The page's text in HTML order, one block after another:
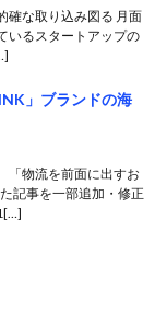
確な取り込み図る 月面
いるスタートアップの
」ブランドの海
「物流を前面に出すお
記事を一部追加・修正